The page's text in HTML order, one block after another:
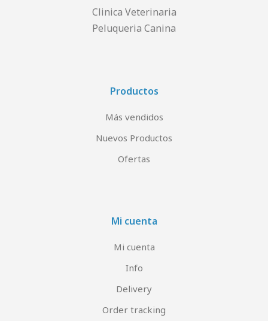
Clinica Veterinaria
Peluqueria Canina
Productos
Más vendidos
Nuevos Productos
Ofertas
Mi cuenta
Mi cuenta
Info
Delivery
Order tracking